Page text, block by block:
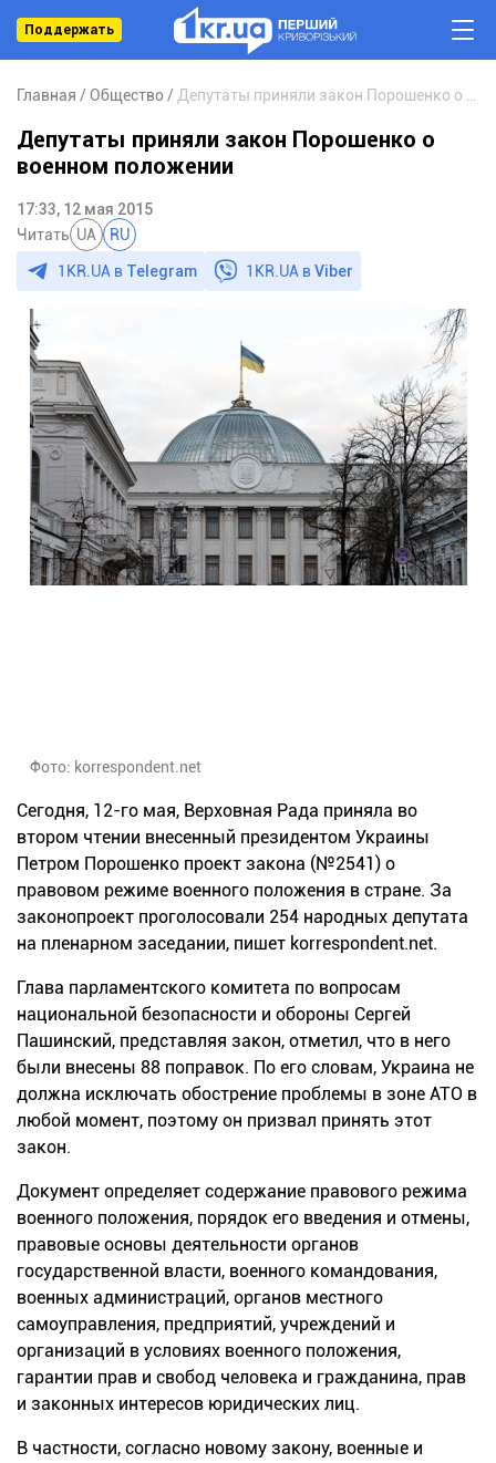
Поддержать
Главная Общество
Депутаты приняли закон Порошенко о
военном положении
17:33, 12 мая 2015
Читать UA RU
1KR.UA в Telegram 1KR.UA вViber
Фото: korrespondent.net
Сегодня, 12-го мая, Верховная Рада приняла во
втором чтении внесенный президентом Украины
Петром Порошенко проект закона (№2541) о
правовом режиме военного положения в стране. За
законопроект проголосовали 254 народных депутата
на пленарном заседании, пишет korrespondent.net.
Глава парламентского комитета по вопросам
национальной безопасности и обороны Сергей
Пашинский, представляя закон, отметил, что в него
были внесены 88 поправок. По его словам, Украина не
должна исключать обострение проблемы в зоне АТО в
любой момент, поэтому он призвал принять этот
закон.
Документ определяет содержание правового режима
военного положения, порядок его введения и отмены,
правовые основы деятельности органов
государственной власти, военного командования,
военных администраций, органов местного
самоуправления, предприятий, учреждений и
организаций в условиях военного положения,
гарантии прав и свобод человека и гражданина, прав
и законных интересов юридических лиц.
В частности, согласно новому закону, военные и